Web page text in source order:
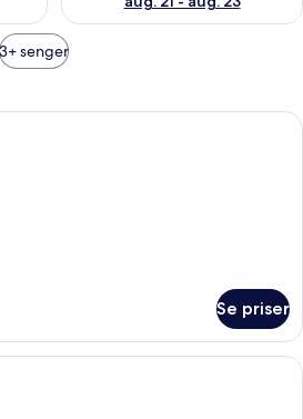
3+ senger
Sengetøy av topp kvalitet,
Se priser
Sengetøy av topp kvalitet,